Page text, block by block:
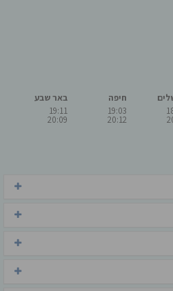
חיפה
19:03
20:12
באר שבע
19:11
20:09